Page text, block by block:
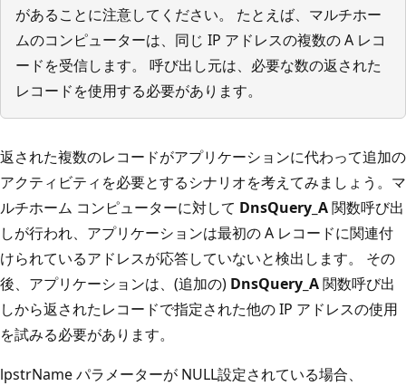
があることに注意してください。 たとえば、マルチホー
ムのコンピューターは、同じ IP アドレスの複数の A レコ
ードを受信します。 呼び出し元は、必要な数の返された
レコードを使用する必要があります。
返された複数のレコードがアプリケーションに代わって追加の
アクティビティを必要とするシナリオを考えてみましょう。マ
ルチホーム コンピューターに対して DnsQuery_A関数呼び出
しが行われ、アプリケーションは最初の A レコードに関連付
けられているアドレスが応答していないと検出します。 その
後、アプリケーションは、(追加の) DnsQuery_A関数呼び出
しから返されたレコードで指定された他の IP アドレスの使用
を試みる必要があります。
lpstrNameパラメーターが NULL設定されている場合、